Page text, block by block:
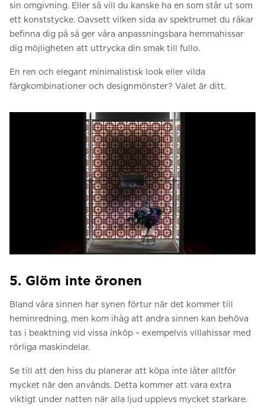
sin omgivning. Eller så vill du kanske ha en som står ut som
ett konststycke. Oavsett vilken sida av spektrumet du råkar
befinna dig på så ger våra anpassningsbara hemmahissar
dig möjligheten att uttrycka din smak till fullo.
En ren och elegant minimalistisk look eller vilda
färgkombinationer och designmönster? Valet är ditt.
5. Glöm inte öronen
Bland våra sinnen har synen förtur när det kommer till
heminredning, men kom ihåg att andra sinnen kan behöva
tas i beaktning vid vissa inköp – exempelvis villahissar med
rörliga maskindelar.
Se till att den hiss du planerar att köpa inte låter alltför
mycket när den används. Detta kommer att vara extra
viktigt under natten när alla ljud upplevs mycket starkare.